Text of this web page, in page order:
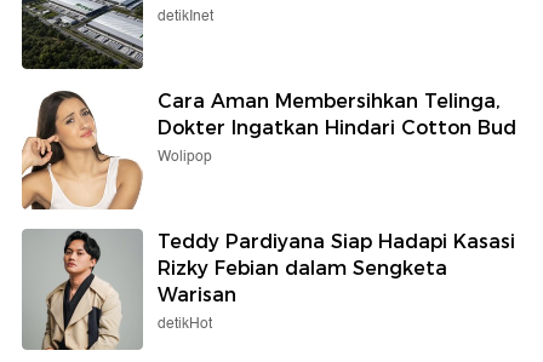
detikInet
Cara Aman Membersihkan Telinga,
Dokter Ingatkan Hindari Cotton Bud
Wolipop
Teddy Pardiyana Siap Hadapi Kasasi
Rizky Febian dalam Sengketa
Warisan
detikHot